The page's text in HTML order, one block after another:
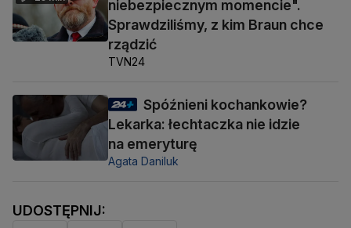
niebezpiecznym momencie".
Sprawdziliśmy, z kim Braun chce
rządzić
TVN24
Spóźnieni kochankowie?
Lekarka: łechtaczka nie idzie
na emeryturę
Agata Daniluk
UDOSTĘPNIJ: